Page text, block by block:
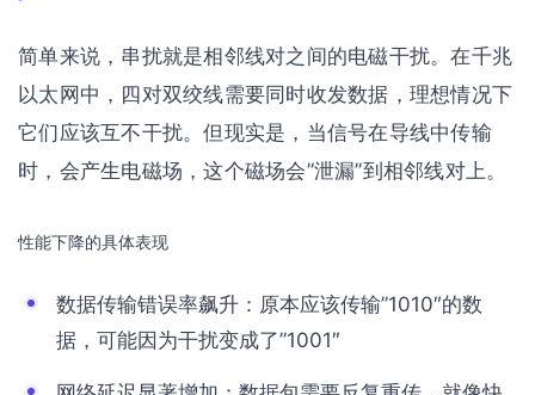
简单来说，串扰就是相邻线对之间的电磁干扰。在千兆
以太网中，四对双绞线需要同时收发数据，理想情况下
它们应该互不干扰。但现实是，当信号在导线中传输
时，会产生电磁场，这个磁场会”泄漏”到相邻线对上。
性能下降的具体表现
数据传输错误率飙升：原本应该传输”1010″的数
据，可能因为干扰变成了”1001″